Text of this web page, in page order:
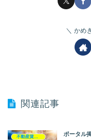
かめ
関連記事
ポータル